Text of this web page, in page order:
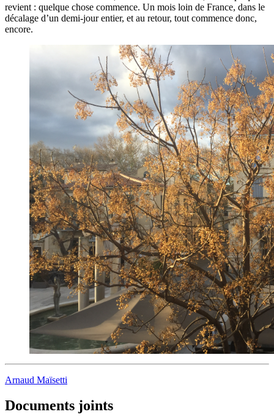
revient : quelque chose commence. Un mois loin de France, dans le
décalage d’un demi-jour entier, et au retour, tout commence donc,
encore.
Arnaud Maïsetti
Documents joints